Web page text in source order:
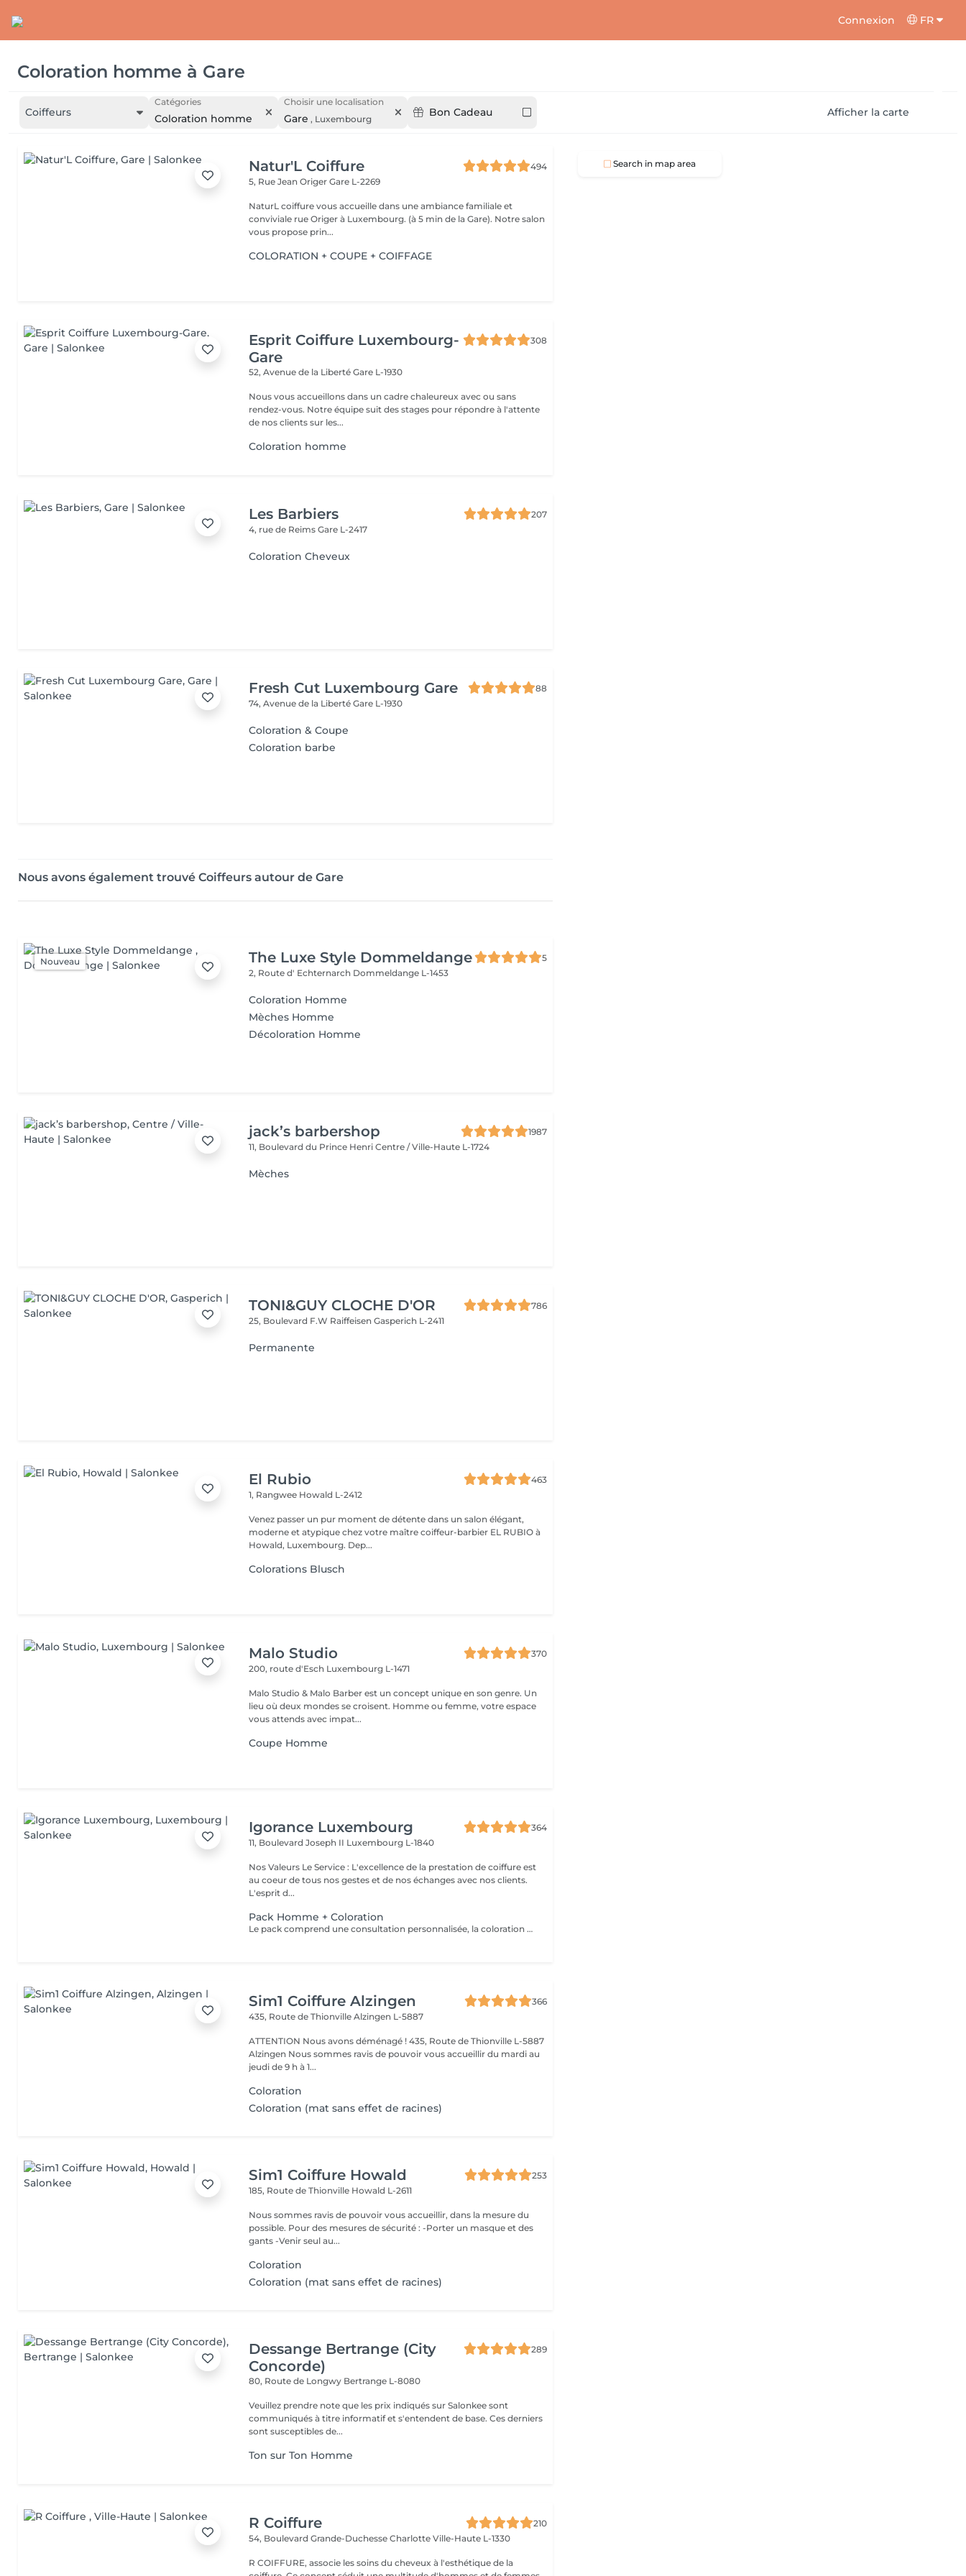
Connexion FR
Coloration homme à Gare
Coiffeurs
Catégories
Coloration homme
Choisir une localisation
Gare , Luxembourg
Bon Cadeau Afficher la carte
Natur'L Coiffure
494
5, Rue Jean OrigerGare L-2269
NaturL coiffure vous accueille dans une ambiance familiale et
conviviale rue Origer à Luxembourg. (à 5 min de la Gare). Notre salon
vous propose prin...
COLORATION + COUPE + COIFFAGE
Esprit Coiffure Luxembourg-
Gare
308
52, Avenue de la LibertéGare L-1930
Nous vous accueillons dans un cadre chaleureux avec ou sans
rendez-vous. Notre équipe suit des stages pour répondre à l'attente
de nos clients sur les...
Coloration homme
Les Barbiers
207
4, rue de ReimsGare L-2417
Coloration Cheveux
Fresh Cut Luxembourg Gare
88
74, Avenue de la LibertéGare L-1930
Coloration & Coupe
Coloration barbe
Nous avons également trouvé Coiffeurs autour de Gare
Nouveau The Luxe Style Dommeldange
5
2, Route d' Echternarch Dommeldange L-1453
Coloration Homme
Mèches Homme
Décoloration Homme
jack’s barbershop
1987
11, Boulevard du Prince HenriCentre / Ville-Haute L-1724
Mèches
TONI&GUY CLOCHE D'OR
786
25, Boulevard F.W RaiffeisenGasperich L-2411
Permanente
El Rubio
463
1, Rangwee Howald L-2412
Venez passer un pur moment de détente dans un salon élégant,
moderne et atypique chez votre maître coiffeur-barbier EL RUBIO à
Howald, Luxembourg. Dep...
Colorations Blusch
Malo Studio
370
200, route d'Esch Luxembourg L-1471
Malo Studio & Malo Barber est un concept unique en son genre. Un
lieu où deux mondes se croisent. Homme ou femme, votre espace
vous attends avec impat...
Coupe Homme
Igorance Luxembourg
364
11, Boulevard Joseph II Luxembourg L-1840
Nos Valeurs Le Service : L'excellence de la prestation de coiffure est
au coeur de tous nos gestes et de nos échanges avec nos clients.
L'esprit d...
Pack Homme + Coloration
Le pack comprend une consultation personnalisée, la coloration avec les produits LOREAL PROFESSIONNEL , shampooing et conditionneur spécifiques REDKEN , la coupe IGORANCE ( finitions sur cheveux secs) , les produits de styling REDKEN * Tarifs à titre indicatifs à confirmer après la consultation personnalisée établit auprès de votre coiffeur/stylist/spécialiste * La direction se réserve le droit d’apporter des modifications pour le bon fonctionnement du salon
Sim1 Coiffure Alzingen
366
435, Route de ThionvilleAlzingen L-5887
ATTENTION Nous avons déménagé ! 435, Route de Thionville L-5887
Alzingen Nous sommes ravis de pouvoir vous accueillir du mardi au
jeudi de 9 h à 1...
Coloration
Coloration (mat sans effet de racines)
Sim1 Coiffure Howald
253
185, Route de Thionville Howald L-2611
Nous sommes ravis de pouvoir vous accueillir, dans la mesure du
possible. Pour des mesures de sécurité : -Porter un masque et des
gants -Venir seul au...
Coloration
Coloration (mat sans effet de racines)
Dessange Bertrange (City
Concorde)
289
80, Route de Longwy Bertrange L-8080
Veuillez prendre note que les prix indiqués sur Salonkee sont
communiqués à titre informatif et s'entendent de base. Ces derniers
sont susceptibles de...
Ton sur Ton Homme
R Coiffure
210
54, Boulevard Grande-Duchesse CharlotteVille-Haute L-1330
R COIFFURE, associe les soins du cheveux à l'esthétique de la
Search in map area